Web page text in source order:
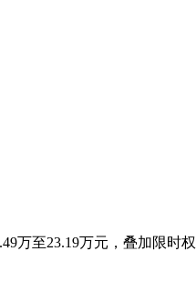
万至23.19万元，叠加限时权